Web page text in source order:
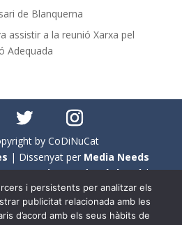
de Blanquerna
assistir a la reunió Xarxa pel
Adequada
by CoDiNuCat
| Dissenyat per Media Needs
aCoDiNuCat |Avís legal|
per cookies
en compte l'ús no sexista del
i persistents per analitzar els
publicitat relacionada amb les
d’acord amb els seus hàbits de